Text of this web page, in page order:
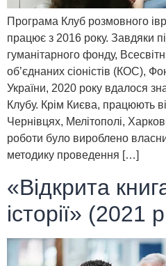
Програма Клуб розмовного
працює з 2016 року. Завдяки
гуманітарного фонду,
об’єднаних сіоністів (КОС),
України, 2020 року вдалося
Клубу. Крім Києва, працюють
Чернівцях, Мелітополі,
роботи було вироблено
методику проведення […]
«Відкрита
історії» (2021